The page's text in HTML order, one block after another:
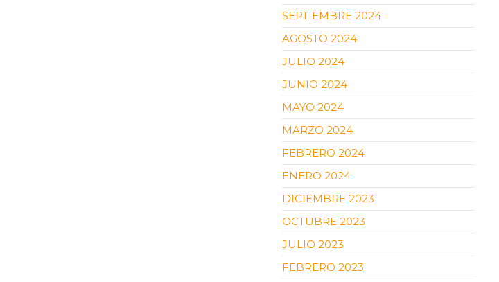
SEPTIEMBRE 2024
AGOSTO 2024
JULIO 2024
JUNIO 2024
MAYO 2024
MARZO 2024
FEBRERO 2024
ENERO 2024
DICIEMBRE 2023
OCTUBRE 2023
JULIO 2023
FEBRERO 2023